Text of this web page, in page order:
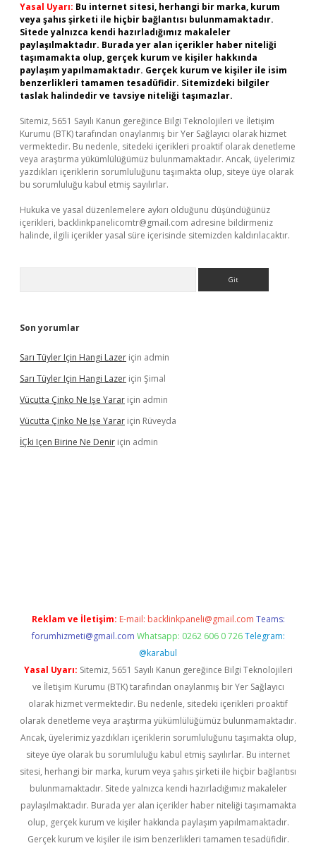
Yasal Uyarı: Bu internet sitesi, herhangi bir marka, kurum
veya şahıs şirketi ile hiçbir bağlantısı bulunmamaktadır.
Sitede yalnızca kendi hazırladığımız makaleler
paylaşılmaktadır. Burada yer alan içerikler haber niteliği
taşımamakta olup, gerçek kurum ve kişiler hakkında
paylaşım yapılmamaktadır. Gerçek kurum ve kişiler ile isim
benzerlikleri tamamen tesadüfidir. Sitemizdeki bilgiler
taslak halindedir ve tavsiye niteliği taşımazlar.
Sitemiz, 5651 Sayılı Kanun gereğince Bilgi Teknolojileri ve İletişim
Kurumu (BTK) tarafından onaylanmış bir Yer Sağlayıcı olarak hizmet
vermektedir. Bu nedenle, sitedeki içerikleri proaktif olarak denetleme
veya araştırma yükümlülüğümüz bulunmamaktadır. Ancak, üyelerimiz
yazdıkları içeriklerin sorumluluğunu taşımakta olup, siteye üye olarak
bu sorumluluğu kabul etmiş sayılırlar.
Hukuka ve yasal düzenlemelere aykırı olduğunu düşündüğünüz
içerikleri, backlinkpanelicomtr@gmail.com adresine bildirmeniz
halinde, ilgili içerikler yasal süre içerisinde sitemizden kaldırılacaktır.
Son yorumlar
Sarı Tüyler Için Hangi Lazer için admin
Sarı Tüyler Için Hangi Lazer için Şimal
Vücutta Çinko Ne Işe Yarar için admin
Vücutta Çinko Ne Işe Yarar için Rüveyda
İÇki Içen Birine Ne Denir için admin
Reklam ve İletişim: E-mail: backlinkpaneli@gmail.com Teams:
forumhizmeti@gmail.com Whatsapp: 0262 606 0 726 Telegram:
@karabul
Yasal Uyarı: Sitemiz, 5651 Sayılı Kanun gereğince Bilgi Teknolojileri
ve İletişim Kurumu (BTK) tarafından onaylanmış bir Yer Sağlayıcı
olarak hizmet vermektedir. Bu nedenle, sitedeki içerikleri proaktif
olarak denetleme veya araştırma yükümlülüğümüz bulunmamaktadır.
Ancak, üyelerimiz yazdıkları içeriklerin sorumluluğunu taşımakta olup,
siteye üye olarak bu sorumluluğu kabul etmiş sayılırlar. Bu internet
sitesi, herhangi bir marka, kurum veya şahıs şirketi ile hiçbir bağlantısı
bulunmamaktadır. Sitede yalnızca kendi hazırladığımız makaleler
paylaşılmaktadır. Burada yer alan içerikler haber niteliği taşımamakta
olup, gerçek kurum ve kişiler hakkında paylaşım yapılmamaktadır.
Gerçek kurum ve kişiler ile isim benzerlikleri tamamen tesadüfidir.